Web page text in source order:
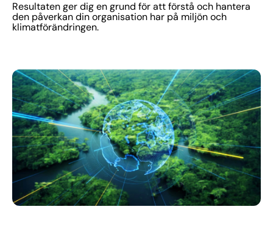
Resultaten ger dig en grund för att förstå och hantera
den påverkan din organisation har på miljön och
klimatförändringen.